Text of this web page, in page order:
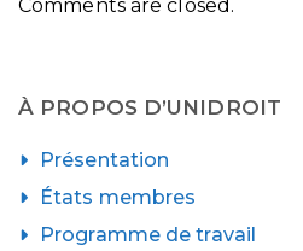
Comments are closed.
À PROPOS D’UNIDROIT
Présentation
États membres
Programme de travail